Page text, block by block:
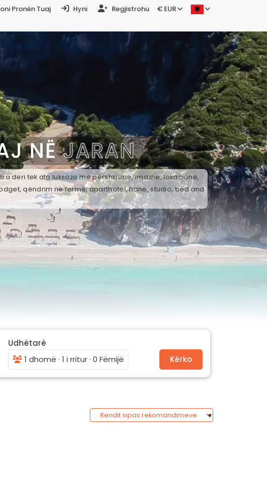
Pronën Tuaj Hyni Regjistrohu € EUR
NËJARAN
deri tek ato luksoze me përshkrime, imazhe, lokacione,
qëndrim në fermë, aparthotel, hanë, studio, bed and
Udhëtarë
1 dhomë · 1 i rritur · 0 Fëmijë
Kërko